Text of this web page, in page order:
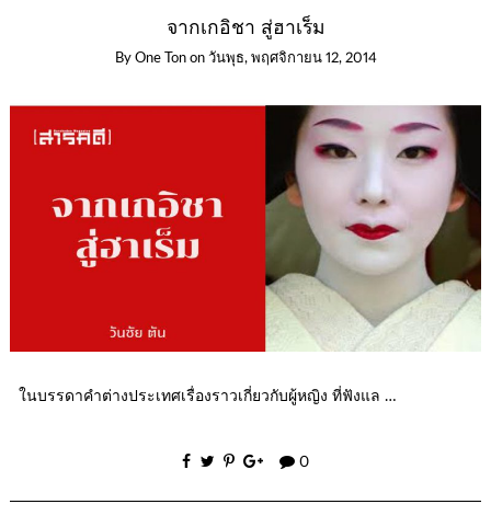
จากเกอิชา สู่ฮาเร็ม
By One Ton on วันพุธ, พฤศจิกายน 12, 2014
ในบรรดาคำต่างประเทศเรื่องราวเกี่ยวกับผู้หญิง ที่ฟังแล …
0